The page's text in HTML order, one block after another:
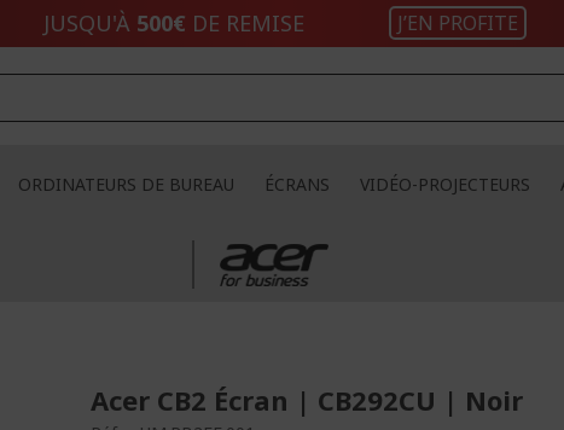
JUSQU'À 500€ DE REMISE J’EN PROFITE
ORDINATEURS DE BUREAU ÉCRANS VIDÉO-PROJECTEURS
Acer CB2 Écran | CB292CU | Noir